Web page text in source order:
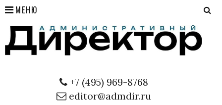
МЕНЮ
+7 (495) 969-8768
editor@admdir.ru